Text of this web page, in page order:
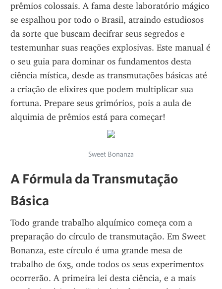
prêmios colossais. A fama deste laboratório mágico
se espalhou por todo o Brasil, atraindo estudiosos
da sorte que buscam decifrar seus segredos e
testemunhar suas reações explosivas. Este manual é
o seu guia para dominar os fundamentos desta
ciência mística, desde as transmutações básicas até
a criação de elixires que podem multiplicar sua
fortuna. Prepare seus grimórios, pois a aula de
alquimia de prêmios está para começar!
Sweet Bonanza
A Fórmula da Transmutação
Básica
Todo grande trabalho alquímico começa com a
preparação do círculo de transmutação. Em Sweet
Bonanza, este círculo é uma grande mesa de
trabalho de 6x5, onde todos os seus experimentos
ocorrerão. A primeira lei desta ciência, e a mais